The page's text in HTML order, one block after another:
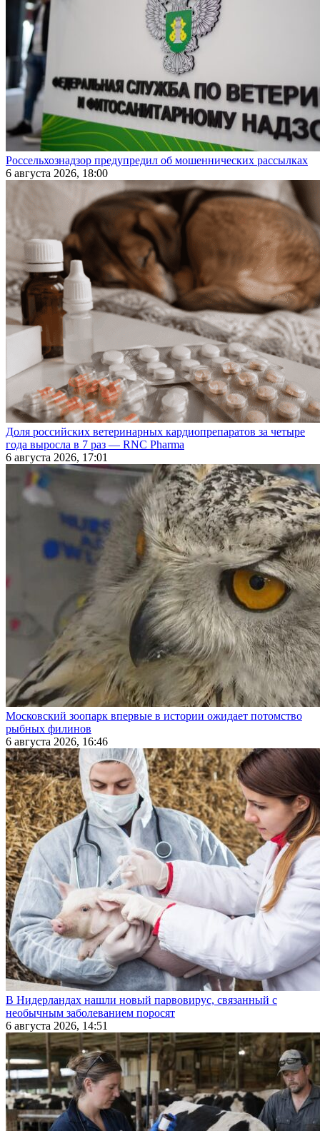
Россельхознадзор предупредил об мошеннических рассылках
6 августа 2026, 18:00
Доля российских ветеринарных кардиопрепаратов за четыре
года выросла в 7 раз — RNC Pharma
6 августа 2026, 17:01
Московский зоопарк впервые в истории ожидает потомство
рыбных филинов
6 августа 2026, 16:46
В Нидерландах нашли новый парвовирус, связанный с
необычным заболеванием поросят
6 августа 2026, 14:51